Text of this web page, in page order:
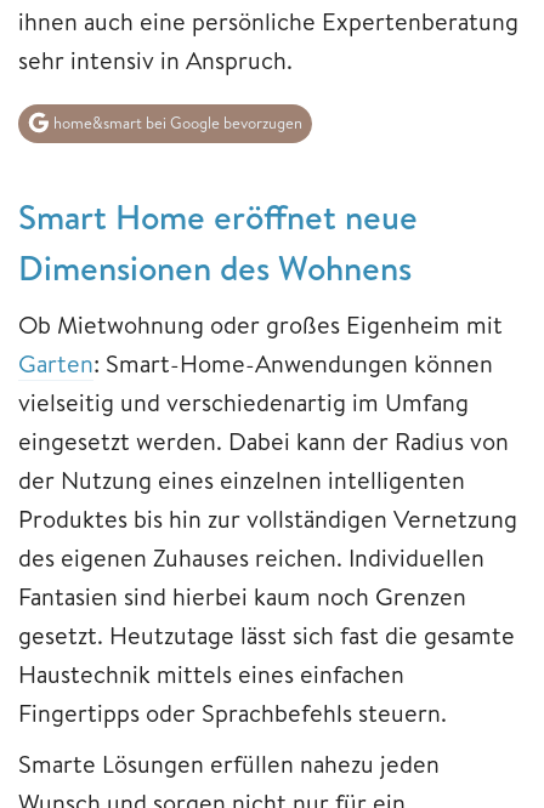
ihnen auch eine persönliche Expertenberatung
sehr intensiv in Anspruch.
home&smart bei Google bevorzugen
Smart Home eröffnet neue
Dimensionen des Wohnens
Ob Mietwohnung oder großes Eigenheim mit
Garten: Smart-Home-Anwendungen können
vielseitig und verschiedenartig im Umfang
eingesetzt werden. Dabei kann der Radius von
der Nutzung eines einzelnen intelligenten
Produktes bis hin zur vollständigen Vernetzung
des eigenen Zuhauses reichen. Individuellen
Fantasien sind hierbei kaum noch Grenzen
gesetzt. Heutzutage lässt sich fast die gesamte
Haustechnik mittels eines einfachen
Fingertipps oder Sprachbefehls steuern.
Smarte Lösungen erfüllen nahezu jeden